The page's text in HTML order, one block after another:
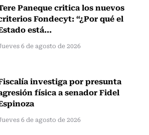
Paneque critica los nuevos
Fondecyt: “¿Por qué el
está...
6 de agosto de 2026
investiga por presunta
física a senador Fidel
6 de agosto de 2026